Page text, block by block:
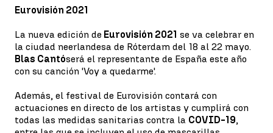
Eurovisión 2021
La nueva edición de Eurovisión 2021 se va celebrar en
la ciudad neerlandesa de Róterdam del 18 al 22 mayo.
Blas Cantóserá el representante de España este año
con su canción 'Voy a quedarme'.
Además, el festival de Eurovisión contará con
actuaciones en directo de los artistas y cumplirá con
todas las medidas sanitarias contra la COVID-19,